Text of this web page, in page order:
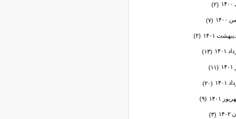
(۲)
۱۴۰۰ (۷)
۱۴۰۱ (۲)
۱۴۰۱ (۱۳)
(۱۱)
۱۴۰۱ (۲۰)
۱۴۰۱ (۹)
(۳)